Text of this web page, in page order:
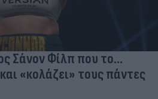
Σάνον Φίλπ που το...
«κολάζει» τους πάντες